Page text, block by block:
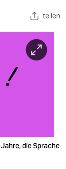
teilen
die Sprache